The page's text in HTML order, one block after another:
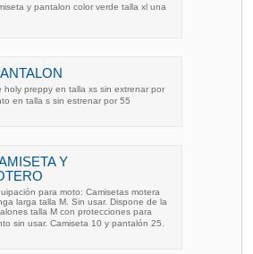
y pantalon color verde talla xl una
holy preppy en talla xs sin extrenar por
en talla s sin estrenar por 55
Y
para moto: Camisetas motera
larga talla M. Sin usar. Dispone de la
talla M con protecciones para
sin usar. Camiseta 10 y pantalón 25.